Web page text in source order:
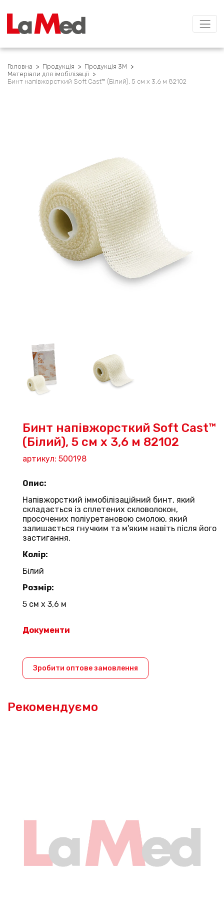
Головна > Продукція > Продукція 3M >
Матеріали для імобілізації >
Бинт напівжорсткий Soft Cast™ (Білий), 5 см х 3,6 м 82102
Бинт напівжорсткий Soft Cast™
(Білий), 5 см х 3,6 м 82102
артикул: 500198
Опис:
Напівжорсткий іммобілізаційний бинт, який
складається із сплетених скловолокон,
просочених поліуретановою смолою, який
залишається гнучким та м'яким навіть після його
застигання.
Колір:
Білий
Розмір:
5 см х 3,6 м
Документи
Зробити оптове замовлення
Рекомендуємо